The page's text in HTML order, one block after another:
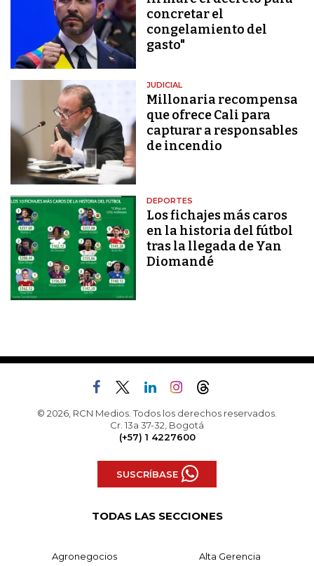
concretar el
congelamiento del
gasto"
JUDICIAL
Millonaria recompensa
que ofrece Cali para
capturar a responsables
de incendio
DEPORTES
Los fichajes más caros
en la historia del fútbol
tras la llegada de Yan
Diomandé
© 2026, RCN Medios. Todos los derechos reservados.
Cr. 13a 37-32, Bogotá
(+57) 1 4227600
SUSCRÍBASE
TODAS LAS SECCIONES
Agronegocios Alta Gerencia